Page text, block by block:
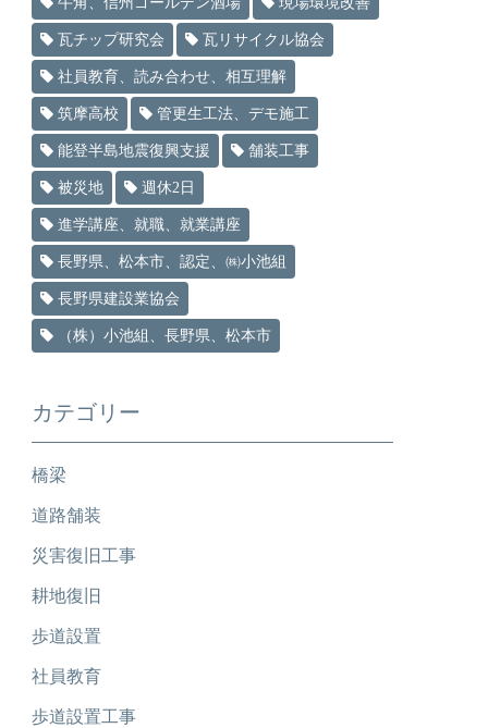
瓦チップ研究会 瓦リサイクル協会
社員教育、読み合わせ、相互理解
筑摩高校 管更生工法、デモ施工
能登半島地震復興支援 舗装工事
被災地 週休2日
進学講座、就職、就業講座
長野県、松本市、認定、㈱小池組
長野県建設業協会
（株）小池組、長野県、松本市
カテゴリー
橋梁
道路舗装
災害復旧工事
耕地復旧
歩道設置
社員教育
歩道設置工事